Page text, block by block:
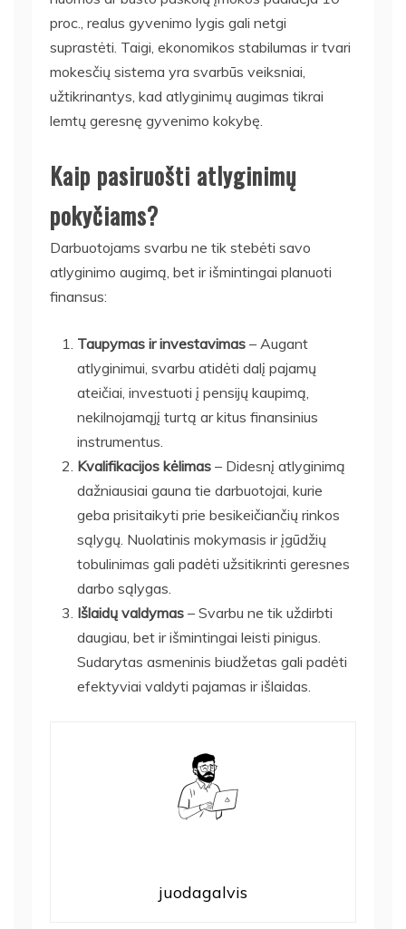
proc., realus gyvenimo lygis gali netgi
suprastėti. Taigi, ekonomikos stabilumas ir tvari
mokesčių sistema yra svarbūs veiksniai,
užtikrinantys, kad atlyginimų augimas tikrai
lemtų geresnę gyvenimo kokybę.
Kaip pasiruošti atlyginimų
pokyčiams?
Darbuotojams svarbu ne tik stebėti savo
atlyginimo augimą, bet ir išmintingai planuoti
finansus:
Taupymas ir investavimas – Augant
atlyginimui, svarbu atidėti dalį pajamų
ateičiai, investuoti į pensijų kaupimą,
nekilnojamąjį turtą ar kitus finansinius
instrumentus.
Kvalifikacijos kėlimas – Didesnį atlyginimą
dažniausiai gauna tie darbuotojai, kurie
geba prisitaikyti prie besikeičiančių rinkos
sąlygų. Nuolatinis mokymasis ir įgūdžių
tobulinimas gali padėti užsitikrinti geresnes
darbo sąlygas.
Išlaidų valdymas – Svarbu ne tik uždirbti
daugiau, bet ir išmintingai leisti pinigus.
Sudarytas asmeninis biudžetas gali padėti
efektyviai valdyti pajamas ir išlaidas.
juodagalvis